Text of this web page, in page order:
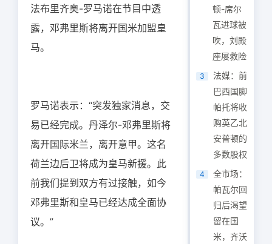
法布里齐奥-罗马诺在节目中透
露，邓弗里斯将离开国米加盟皇
马。
罗马诺表示：“突发独家消息，交
易已经完成。丹泽尔-邓弗里斯将
离开国际米兰，离开意甲。这名
荷兰边后卫将成为皇马新援。此
前我们提到双方有过接触，如今
邓弗里斯和皇马已经达成全面协
议。”
顿-席尔
瓦进球被
吹，刘殿
座屡救险
3
法媒：前
巴西国脚
帕托将收
购英乙北
安普顿的
多数股权
4
全市场：
帕瓦尔回
归后渴望
留在国
米，齐沃